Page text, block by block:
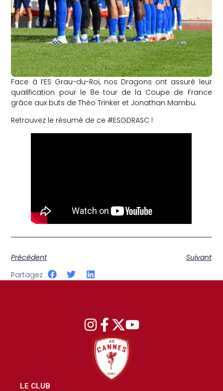
Face à l’ES Grau-du-Roi, nos Dragons ont assuré leur
qualification pour le 8e tour de la Coupe de France
grâce aux buts de Théo Trinker et Jonathan Mambu.
Retrouvez le résumé de ce #ESGDRASC !
Précédent
Suivant
Partagez :
LE CLUB